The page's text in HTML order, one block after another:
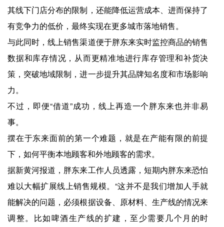
其线下门店分布的限制，还能降低运营成本、进而保持了
有竞争力的低价，最终实现在更多城市落地销售。
与此同时，线上销售渠道便于胖东来实时监控商品的销售
数据和库存情况，从而更精准地进行库存管理和补货决
策，突破地域限制，进一步提升其品牌知名度和市场影响
力。
不过，即便“借道”成功，线上再造一个胖东来也并非易
事。
摆在于东来面前的第一个难题，就是在产能有限的前提
下，如何平衡本地顾客和外地顾客的需求。
据新黄河报道，胖东来工作人员透露，短期内胖东来恐怕
难以大幅扩展线上销售规模。“这并不是我们增加人手就
能解决的问题，必须根据设备、原材料、生产线的情况来
调整。比如啤酒生产线的扩建，至少需要几个月的时